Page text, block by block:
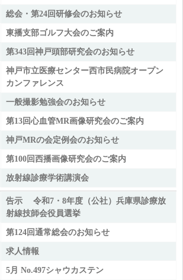
総会・第24回研修会のお知らせ
東播支部ゴルフ大会のご案内
第343回神戸頭部研究会のお知らせ
神戸市立医療センター西市民病院オープン
カンファレンス
一般撮影勉強会のお知らせ
第13回心血管MR画像研究会のご案内
神戸MRの会定例会のお知らせ
第100回西播画像研究会のご案内
放射線診療学術講演会
告示 令和7・8年度（公社）兵庫県診療放
射線技師会役員選挙
第124回通常総会のお知らせ
求人情報
5月 No.497シャウカステン